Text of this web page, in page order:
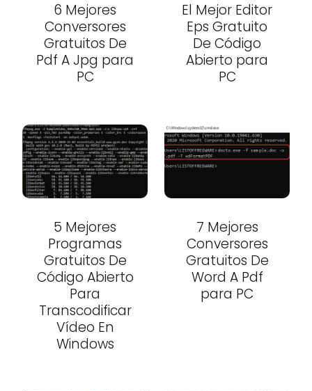
6 Mejores
Conversores
Gratuitos De
Pdf A Jpg para
PC
El Mejor Editor
Eps Gratuito
De Código
Abierto para
PC
5 Mejores
Programas
Gratuitos De
Código Abierto
Para
Transcodificar
Vídeo En
Windows
7 Mejores
Conversores
Gratuitos De
Word A Pdf
para PC